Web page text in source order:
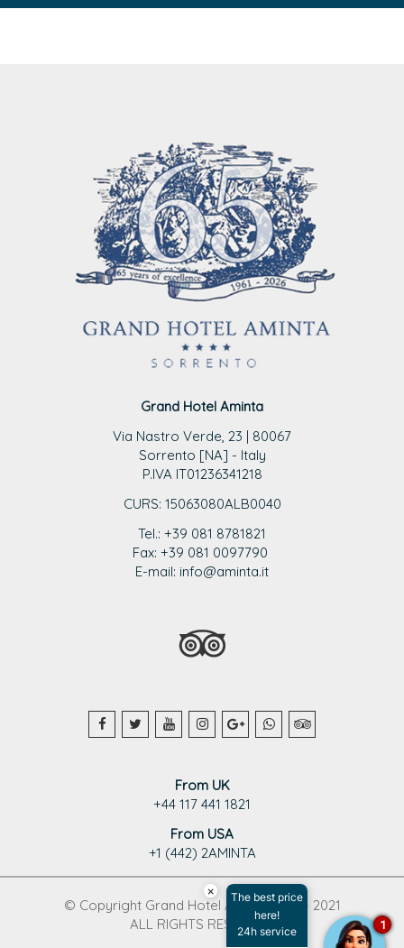
Grand Hotel Aminta
Via Nastro Verde, 23 | 80067
Sorrento [NA] - Italy
P.IVA IT01236341218
CURS: 15063080ALB0040
Tel.: +39 081 8781821
Fax: +39 081 0097790
E-mail: info@aminta.it
From UK
+44 117 441 1821
From USA
+1 (442) 2AMINTA
© Copyright Grand Hotel Aminta 1995 - 2021
ALL RIGHTS RESERVED
×
The best price
here!
24h service
1